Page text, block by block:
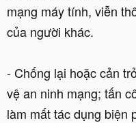
mạng máy tính, viễn
của người khác.
- Chống lại hoặc cản
vệ an ninh mạng; tấn
làm mất tác dụng biện